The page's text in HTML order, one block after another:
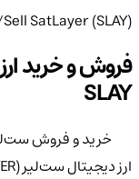
SatLayer (SLAY)
فروش و خرید
SLAY
خرید و فروش